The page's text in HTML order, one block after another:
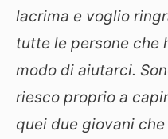
lacrima e voglio
tutte le persone che
modo di aiutarci.
riesco proprio a
quei due giovani che